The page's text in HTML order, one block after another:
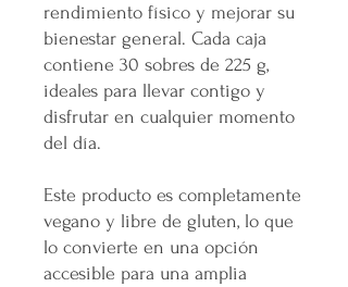
rendimiento físico y mejorar su
bienestar general. Cada caja
contiene 30 sobres de 225 g,
ideales para llevar contigo y
disfrutar en cualquier momento
del día.
Este producto es completamente
vegano y libre de gluten, lo que
lo convierte en una opción
accesible para una amplia